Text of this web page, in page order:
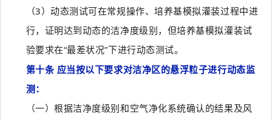
（3）动态测试可在常规操作、培养基模拟灌装过程中进
行，证明达到动态的洁净度级别，但培养基模拟灌装试
验要求在“最差状况”下进行动态测试。
第十条 应当按以下要求对洁净区的悬浮粒子进行动态监
测：
（一）根据洁净度级别和空气净化系统确认的结果及风